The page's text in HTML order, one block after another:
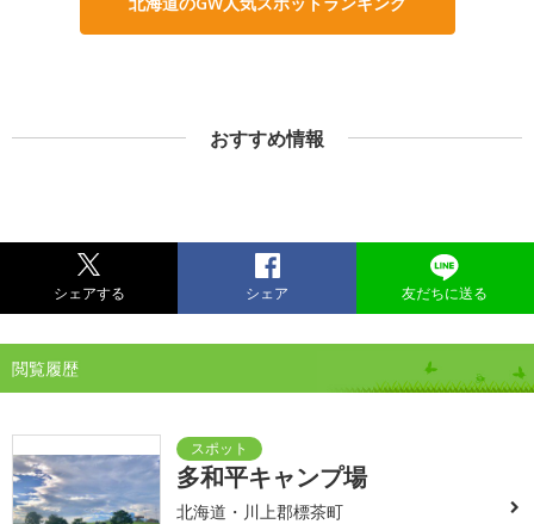
おすすめ情報
シェアする シェア 友だちに送る
閲覧履歴
多和平キャンプ場
北海道・川上郡標茶町